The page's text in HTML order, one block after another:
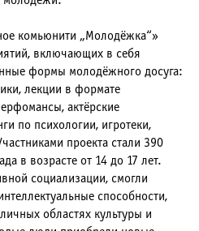
комьюнити „Молодёжка“»
включающих в себя
формы молодёжного досуга:
лекции в формате
актёрские
по психологии, игротеки,
проекта стали 390
в возрасте от 14 до 17 лет.
социализации, смогли
способности,
областях культуры и